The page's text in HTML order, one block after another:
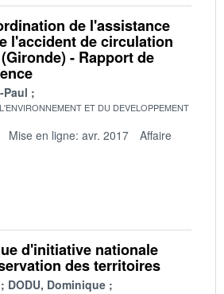
de l'assistance
l'accident de circulation
- Rapport de
Paul
ET DU DEVELOPPEMENT
Mise en ligne: avr. 2017
Affaire
d'initiative nationale
des territoires
DODU, Dominique